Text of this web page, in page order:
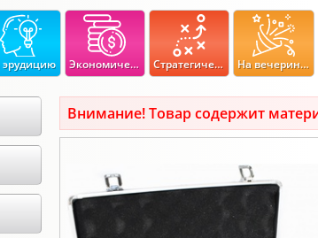
эрудицию Экономические Стратегические На вечеринку
Внимание! Товар содержит